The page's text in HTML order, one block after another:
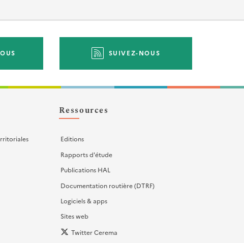
SUIVEZ-NOUS
Ressources
Editions
Rapports d'étude
Publications HAL
Documentation routière (DTRF)
Logiciels & apps
Sites web
Twitter Cerema